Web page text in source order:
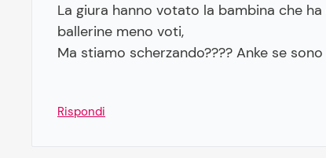
La giura hanno votato la bambina che
ballerine meno voti,
Ma stiamo scherzando???? Anke se
Rispondi